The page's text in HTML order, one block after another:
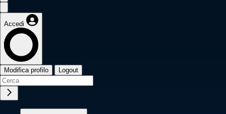
Accedi
Modifica profilo Logout